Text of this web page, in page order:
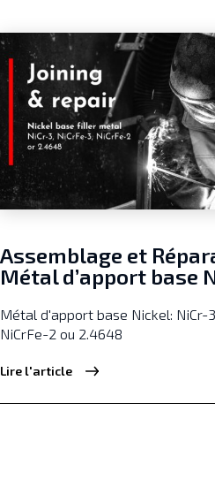
Assemblage et
Métal d’apport base
Métal d'apport base Nickel: NiCr-
NiCrFe-2 ou 2.4648
Lire l'article